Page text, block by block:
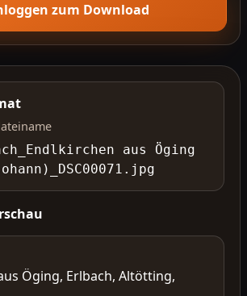
zum Download
aus Öging
Öging, Erlbach, Altötting,